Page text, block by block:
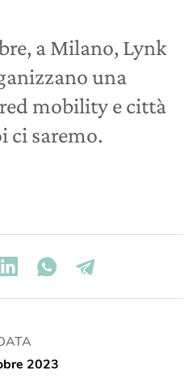
a Milano, Lynk
una
mobility e città
ci saremo.
2023